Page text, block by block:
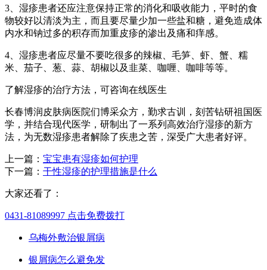
3、湿疹患者还应注意保持正常的消化和吸收能力，平时的食
物较好以清淡为主，而且要尽量少加一些盐和糖，避免造成体
内水和钠过多的积存而加重皮疹的渗出及痛和痒感。
4、湿疹患者应尽量不要吃很多的辣椒、毛笋、虾、蟹、糯
米、茄子、葱、蒜、胡椒以及韭菜、咖喱、咖啡等等。
了解湿疹的治疗方法，可咨询在线医生
长春博润皮肤病医院们博采众方，勤求古训，刻苦钻研祖国医
学，并结合现代医学，研制出了一系列高效治疗湿疹的新方
法，为无数湿疹患者解除了疾患之苦，深受广大患者好评。
上一篇： 宝宝患有湿疹如何护理
下一篇： 干性湿疹的护理措施是什么
大家还看了：
0431-81089997 点击免费拨打
乌梅外敷治银屑病
银屑病怎么避免发